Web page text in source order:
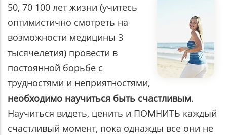
50, 70 100 лет жизни (учитесь
оптимистично смотреть на
возможности медицины 3
тысячелетия) провести в
постоянной борьбе с
трудностями и неприятностями,
необходимо научиться быть счастливым.
Научиться видеть, ценить и ПОМНИТЬ каждый
счастливый момент, пока однажды все они не